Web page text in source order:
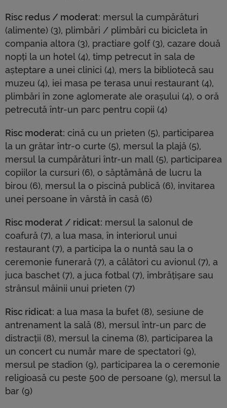
Risc redus / moderat: mersul la cumpărături
(alimente) (3), plimbări / plimbări cu bicicleta în
compania altora (3), practiare golf (3), cazare două
nopți la un hotel (4), timp petrecut în sala de
așteptare a unei clinici (4), mers la bibliotecă sau
muzeu (4), iei masa pe terasa unui restaurant (4),
plimbări în zone aglomerate ale orașului (4), o oră
petrecută într-un parc pentru copii (4)
Risc moderat: cină cu un prieten (5), participarea
la un grătar într-o curte (5), mersul la plajă (5),
mersul la cumpărături într-un mall (5), participarea
copiilor la cursuri (6), o săptămână de lucru la
birou (6), mersul la o piscină publică (6), invitarea
unei persoane în vârstă în casă (6)
Risc moderat / ridicat: mersul la salonul de
coafură (7), a lua masa, în interiorul unui
restaurant (7), a participa la o nuntă sau la o
ceremonie funerară (7), a călători cu avionul (7), a
juca baschet (7), a juca fotbal (7), îmbrățișare sau
strânsul mâinii unui prieten (7)
Risc ridicat: a lua masa la bufet (8), sesiune de
antrenament la sală (8), mersul într-un parc de
distracții (8), mersul la cinema (8), participarea la
un concert cu număr mare de spectatori (9),
mersul pe stadion (9), participarea la o ceremonie
religioasă cu peste 500 de persoane (9), mersul la
bar (9)